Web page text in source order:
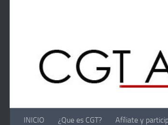
INICIO ¿Que es CGT? Afíliate y